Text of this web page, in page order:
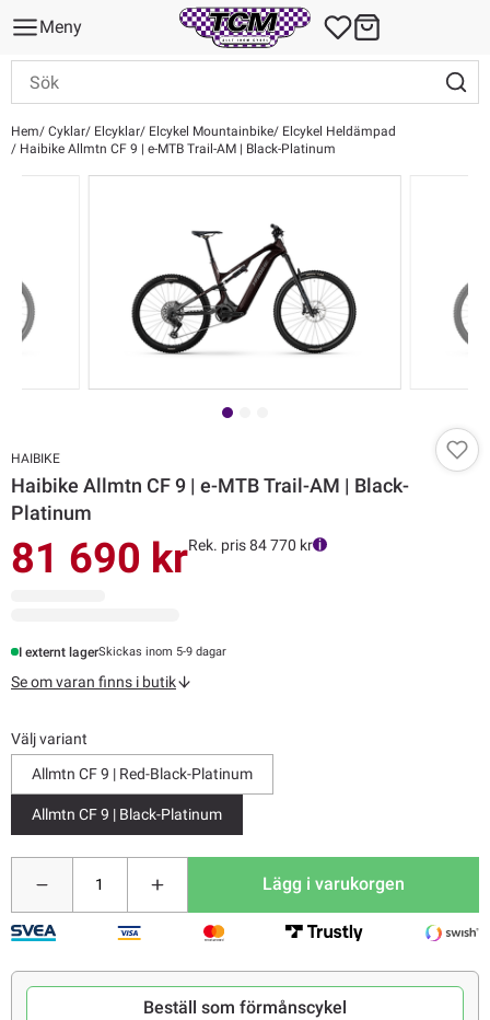
Meny
Hem Cyklar Elcyklar Elcykel Mountainbike
Elcykel Heldämpad
Haibike Allmtn CF 9 | e-MTB Trail-AM | Black-Platinum
HAIBIKE
Haibike Allmtn CF 9 | e-MTB Trail-AM | Black-
Platinum
81 690 krRek. pris 84 770 kr
I externt lagerSkickas inom 5-9 dagar
Se om varan finns i butik
Välj variant
Allmtn CF 9 | Red-Black-Platinum
Allmtn CF 9 | Black-Platinum
Lägg i varukorgen
Beställ som förmånscykel